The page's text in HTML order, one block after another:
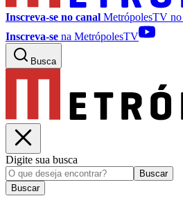
Inscreva-se no canal MetrópolesTV no
Inscreva-se na MetrópolesTV
Busca
Digite sua busca
Buscar
Buscar